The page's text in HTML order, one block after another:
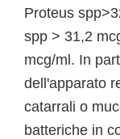
Proteus
spp > 31,2
mcg/ml. In
dell'apparato
catarrali o
batteriche in